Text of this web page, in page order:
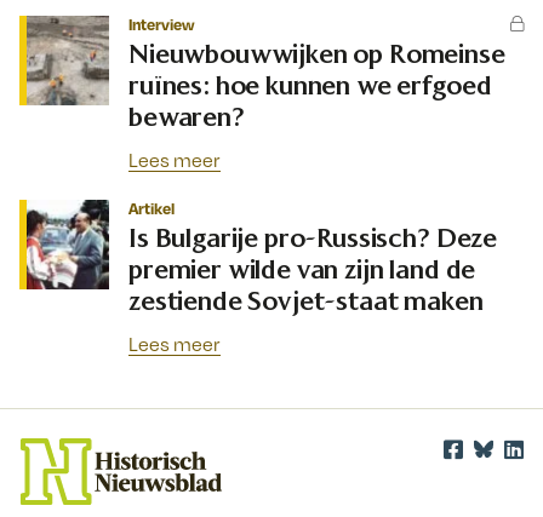
Interview
Nieuwbouwwijken op Romeinse
ruïnes: hoe kunnen we erfgoed
bewaren?
Lees meer
Artikel
Is Bulgarije pro-Russisch? Deze
premier wilde van zijn land de
zestiende Sovjet-staat maken
Lees meer